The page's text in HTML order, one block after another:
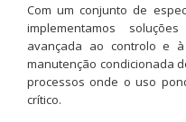
Com um conjunto de
implementamos
avançada ao controlo e
manutenção condicionada
processos onde o uso
crítico.